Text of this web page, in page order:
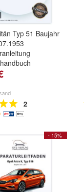
Typ 51 Baujahr
2
- 15%